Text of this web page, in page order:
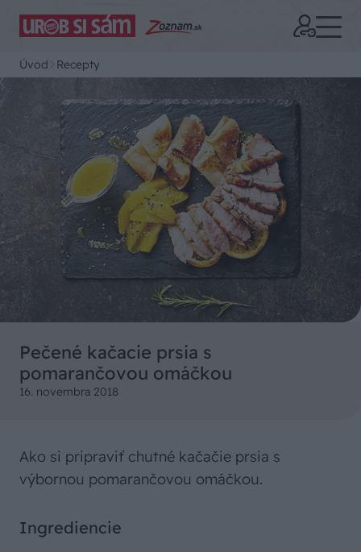
Úvod Recepty
Pečené kačacie prsia s
pomarančovou omáčkou
16. novembra 2018
Ako si pripraviť chutné kačačie prsia s
výbornou pomarančovou omáčkou.
Ingrediencie